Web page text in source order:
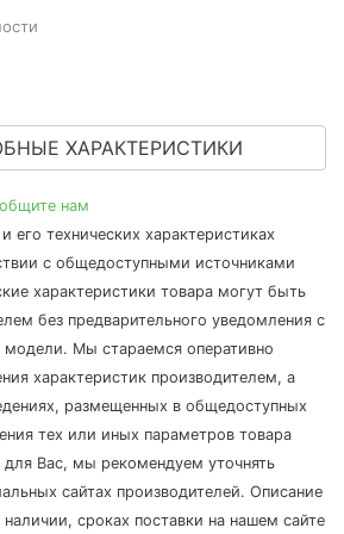
ХАРАКТЕРИСТИКИ
нам
его технических характеристиках
с общедоступными источниками
характеристики товара могут быть
без предварительного уведомления с
модели. Мы стараемся оперативно
характеристик производителем, а
размещенных в общедоступных
тех или иных параметров товара
Вас, мы рекомендуем уточнять
сайтах производителей. Описание
сроках поставки на нашем сайте